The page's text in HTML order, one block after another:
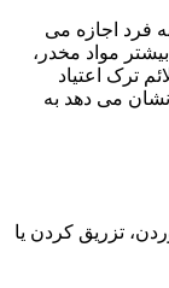
فرد اجازه می
مواد مخدر،
ترک اعتیاد
می دهد به
تزریق کردن یا